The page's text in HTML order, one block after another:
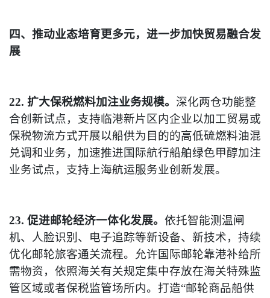
四、推动业态培育更多元，进一步加快贸易融合发
展
22. 扩大保税燃料加注业务规模。 深化两仓功能整
合创新试点，支持临港新片区内企业以加工贸易或
保税物流方式开展以船供为目的的高低硫燃料油混
兑调和业务，加速推进国际航行船舶绿色甲醇加注
业务试点，支持上海航运服务业创新发展。
23. 促进邮轮经济一体化发展。 依托智能测温闸
机、人脸识别、电子追踪等新设备、新技术，持续
优化邮轮旅客通关流程。允许国际邮轮靠港补给所
需物资，依照海关有关规定集中存放在海关特殊监
管区域或者保税监管场所内。打造“邮轮商品船供